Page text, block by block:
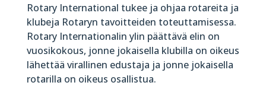
Rotary International tukee ja ohjaa rotareita ja
klubeja Rotaryn tavoitteiden toteuttamisessa.
Rotary Internationalin ylin päättävä elin on
vuosikokous, jonne jokaisella klubilla on oikeus
lähettää virallinen edustaja ja jonne jokaisella
rotarilla on oikeus osallistua.